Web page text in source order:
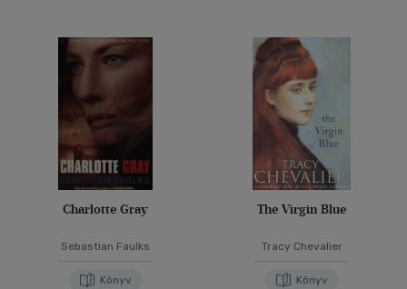
Charlotte Gray
Sebastian Faulks
Könyv
The Virgin Blue
Tracy Chevalier
Könyv